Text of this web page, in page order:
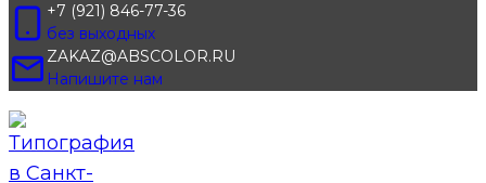
+7 (921) 846-77-36
без выходных
ZAKAZ@ABSCOLOR.RU
Напишите нам